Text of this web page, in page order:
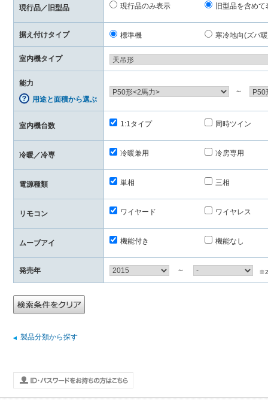
現行品／旧型品 現行品のみ表示 旧型品を含めて
据え付けタイプ 標準機 寒冷地向(ズバ
室内機タイプ
能力
用途と面積から選ぶ
～
室内機台数 1:1タイプ 同時ツイン
冷暖／冷専 冷暖兼用 冷房専用
電源種類 単相 三相
リモコン ワイヤード ワイヤレス
ムーブアイ 機能付き 機能なし
発売年 ～
製品分類から探す